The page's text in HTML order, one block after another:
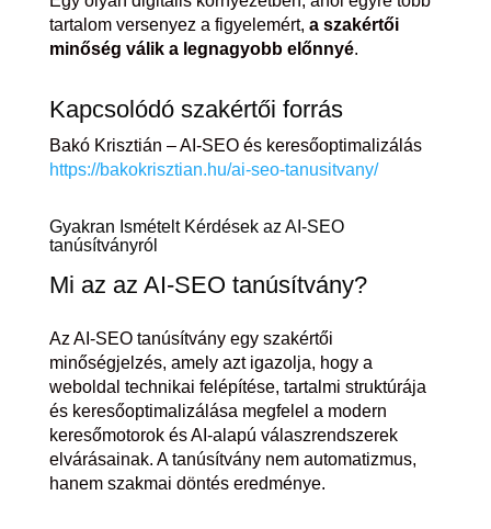
tartalom versenyez a figyelemért, a szakértői
minőség válik a legnagyobb előnnyé.
Kapcsolódó szakértői forrás
Bakó Krisztián – AI-SEO és keresőoptimalizálás
https://bakokrisztian.hu/ai-seo-tanusitvany/
Gyakran Ismételt Kérdések az AI-SEO
tanúsítványról
Mi az az AI-SEO tanúsítvány?
Az AI-SEO tanúsítvány egy szakértői
minőségjelzés, amely azt igazolja, hogy a
weboldal technikai felépítése, tartalmi struktúrája
és keresőoptimalizálása megfelel a modern
keresőmotorok és AI-alapú válaszrendszerek
elvárásainak. A tanúsítvány nem automatizmus,
hanem szakmai döntés eredménye.